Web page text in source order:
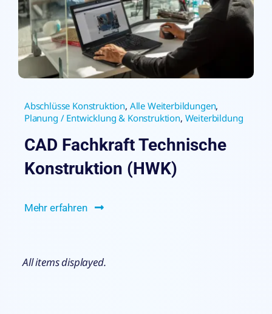
Abschlüsse Konstruktion, Alle Weiterbildungen,
Planung / Entwicklung & Konstruktion, Weiterbildung
CAD Fachkraft Technische
Konstruktion (HWK)
Mehr erfahren